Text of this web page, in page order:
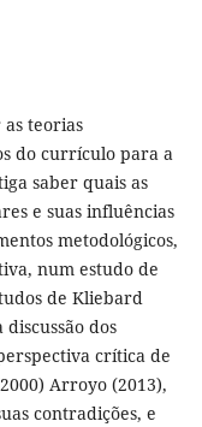
teorias
do currículo para a
saber quais as
e suas influências
metodológicos,
num estudo de
de Kliebard
dos
crítica de
Arroyo (2013),
contradições, e